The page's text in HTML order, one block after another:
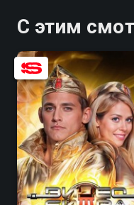
С этим